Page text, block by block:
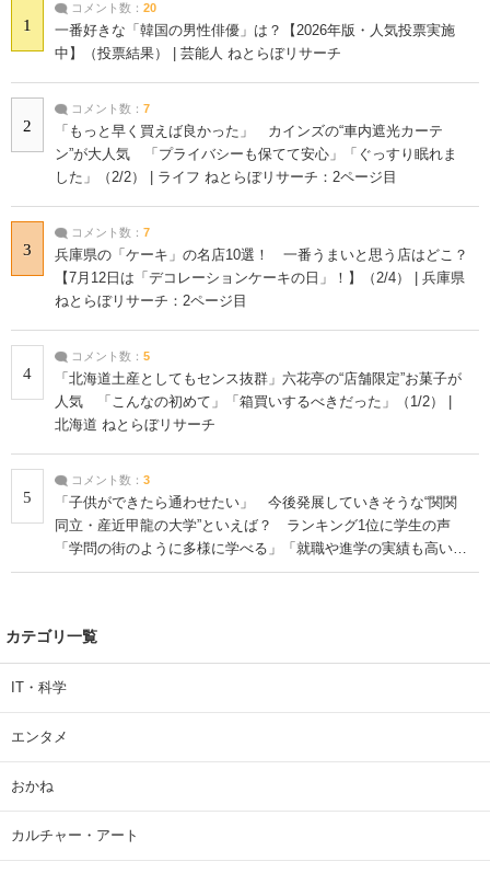
1
コメント数： 20
一番好きな「韓国の男性俳優」は？【2026年版・人気投票実施
中】（投票結果） | 芸能人 ねとらぼリサーチ
2
コメント数： 7
「もっと早く買えば良かった」 カインズの“車内遮光カーテ
ン”が大人気 「プライバシーも保てて安心」「ぐっすり眠れま
した」（2/2） | ライフ ねとらぼリサーチ：2ページ目
3
コメント数： 7
兵庫県の「ケーキ」の名店10選！ 一番うまいと思う店はどこ？
【7月12日は「デコレーションケーキの日」！】（2/4） | 兵庫県
ねとらぼリサーチ：2ページ目
4
コメント数： 5
「北海道土産としてもセンス抜群」六花亭の“店舗限定”お菓子が
人気 「こんなの初めて」「箱買いするべきだった」（1/2） |
北海道 ねとらぼリサーチ
5
コメント数： 3
「子供ができたら通わせたい」 今後発展していきそうな“関関
同立・産近甲龍の大学”といえば？ ランキング1位に学生の声
「学問の街のように多様に学べる」「就職や進学の実績も高い」
| 大学 ねとらぼリサーチ
カテゴリ一覧
IT・科学
エンタメ
おかね
カルチャー・アート